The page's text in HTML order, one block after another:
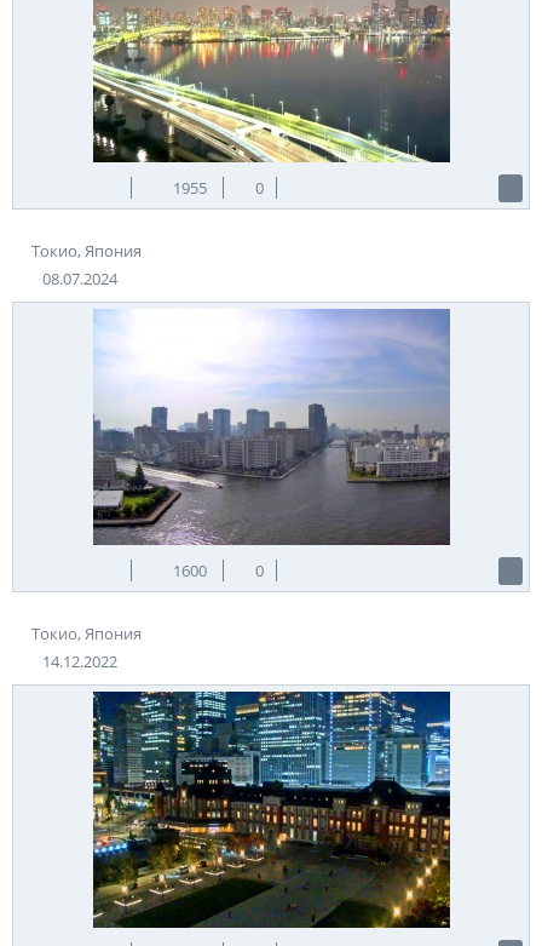
1955 0
Токио, Япония
08.07.2024
1600 0
Токио, Япония
14.12.2022